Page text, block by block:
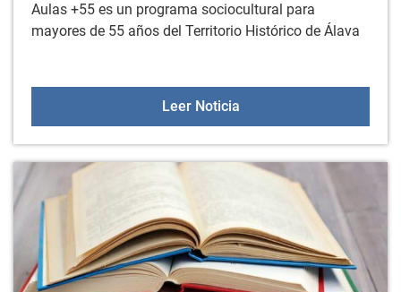
Aulas +55 es un programa sociocultural para
mayores de 55 años del Territorio Histórico de Álava
Leer NoticiaAulas +55 el 2 de